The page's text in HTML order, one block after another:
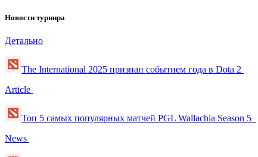
Новости турнира
Детально
The International 2025 признан событием года в Dota 2
Article
Топ 5 самых популярных матчей PGL Wallachia Season 5
News